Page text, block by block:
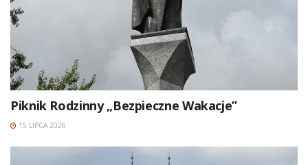
Piknik Rodzinny „Bezpieczne Wakacje”
15 LIPCA 2026